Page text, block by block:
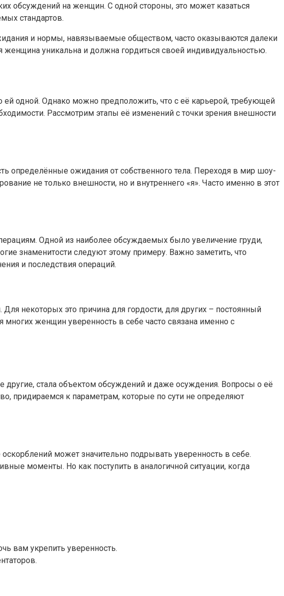
обсуждений на женщин. С одной стороны, это может казаться
стандартов.
и нормы, навязываемые обществом, часто оказываются далеки
уникальна и должна гордиться своей индивидуальностью.
одной. Однако можно предположить, что с её карьерой, требующей
Рассмотрим этапы её изменений с точки зрения внешности
определённые ожидания от собственного тела. Переходя в мир шоу-
не только внешности, но и внутреннего «я». Часто именно в этот
Одной из наиболее обсуждаемых было увеличение груди,
знаменитости следуют этому примеру. Важно заметить, что
и последствия операций.
некоторых это причина для гордости, для других – постоянный
женщин уверенность в себе часто связана именно с
другие, стала объектом обсуждений и даже осуждения. Вопросы о её
придираемся к параметрам, которые по сути не определяют
может значительно подрывать уверенность в себе.
моменты. Но как поступить в аналогичной ситуации, когда
вам укрепить уверенность.